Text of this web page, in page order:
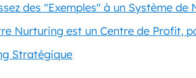
des "Exemples" à un Système de
Nurturing est un Centre de Profit,
Stratégique